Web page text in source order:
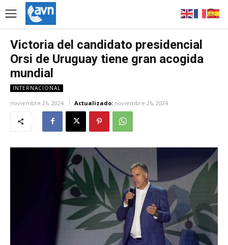
Victoria del candidato presidencial
Orsi de Uruguay tiene gran acogida
mundial
INTERNACIONAL
noviembre 26, 2024 Actualizado: noviembre 26, 2024